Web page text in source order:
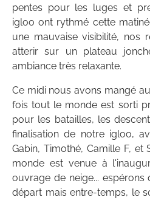
pentes pour les luges et
igloo ont rythmé cette
une mauvaise visibilité, nos
atterir sur un plateau
ambiance très relaxante.
Ce midi nous avons mangé
fois tout le monde est sorti
pour les batailles, les
finalisation de notre igloo,
Gabin, Timothé, Camille F, et
monde est venue à
ouvrage de neige...
départ mais entre-temps, le